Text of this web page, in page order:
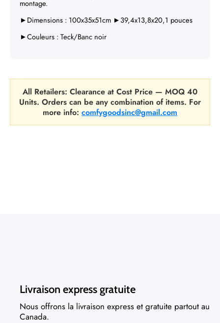
montage.
►Dimensions : 100x35x51cm ►39,4x13,8x20,1 pouces
►Couleurs : Teck/Banc noir
All Retailers: Clearance at Cost Price — MOQ 40
Units. Orders can be any combination of items. For
more info: comfygoodsinc@gmail.com
Livraison express gratuite
Nous offrons la livraison express et gratuite partout au
Canada.